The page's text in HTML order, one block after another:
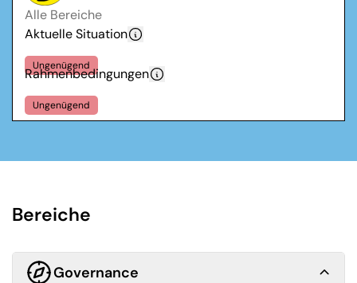
Français
Alle Bereiche
Aktuelle Situation
Ungenügend
Rahmenbedingungen
Ungenügend
Bereiche
Governance